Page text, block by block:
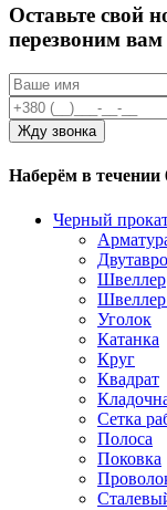
Оставьте свой
перезвоним
Наберём в течении
Черный
Швеллер
Уголок
Катанка
Круг
Квадрат
Сетка
Полоса
Поковка